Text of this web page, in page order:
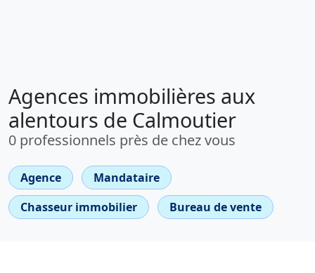
Agences immobilières aux
alentours de Calmoutier
0 professionnels près de chez vous
Agence
Mandataire
Chasseur immobilier
Bureau de vente